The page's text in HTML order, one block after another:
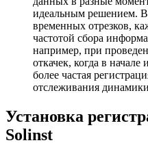
идеальным решением.
временных отрезков,
частотой сбора
например, при
откачек, когда в
более частая
отслеживания
Установка
Solinst